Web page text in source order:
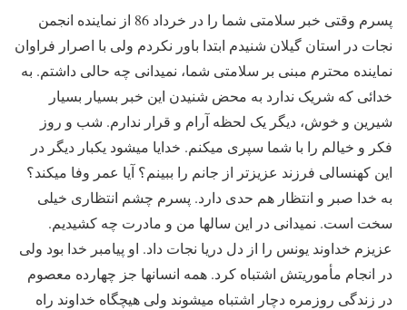
پسرم وقتی خبر سلامتی شما را در خرداد 86 از نماینده انجمن
نجات در استان گیلان شنیدم ابتدا باور نکردم ولی با اصرار فراوان
نماینده محترم مبنی بر سلامتی شما، نمیدانی چه حالی داشتم. به
خدائی که شریک ندارد به محض شنیدن این خبر بسیار بسیار
شیرین و خوش، دیگر یک لحظه آرام و قرار ندارم. شب و روز
فکر و خیالم را با شما سپری میکنم. خدایا میشود یکبار دیگر در
این کهنسالی فرزند عزیزتر از جانم را ببینم؟ آیا عمر وفا میکند؟
به خدا صبر و انتظار هم حدی دارد. پسرم چشم انتظاری خیلی
سخت است. نمیدانی در این سالها من و مادرت چه کشیدیم.
عزیزم خداوند یونس را از دل دریا نجات داد. او پیامبر خدا بود ولی
در انجام مأموریتش اشتباه کرد. همه انسانها جز چهارده معصوم
در زندگی روزمره دچار اشتباه میشوند ولی هیچگاه خداوند راه